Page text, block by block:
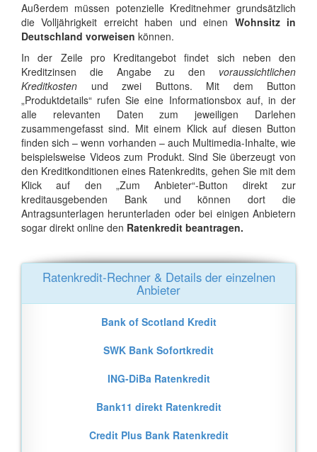
Außerdem müssen potenzielle Kreditnehmer grundsätzlich
die Volljährigkeit erreicht haben und einen Wohnsitz in
Deutschland vorweisen können.
In der Zeile pro Kreditangebot findet sich neben den
Kreditzinsen die Angabe zu den voraussichtlichen
Kreditkosten und zwei Buttons. Mit dem Button
„Produktdetails“ rufen Sie eine Informationsbox auf, in der
alle relevanten Daten zum jeweiligen Darlehen
zusammengefasst sind. Mit einem Klick auf diesen Button
finden sich – wenn vorhanden – auch Multimedia-Inhalte, wie
beispielsweise Videos zum Produkt. Sind Sie überzeugt von
den Kreditkonditionen eines Ratenkredits, gehen Sie mit dem
Klick auf den „Zum Anbieter“-Button direkt zur
kreditausgebenden Bank und können dort die
Antragsunterlagen herunterladen oder bei einigen Anbietern
sogar direkt online den Ratenkredit beantragen.
Ratenkredit-Rechner & Details der einzelnen
Anbieter
Bank of Scotland Kredit
SWK Bank Sofortkredit
ING-DiBa Ratenkredit
Bank11 direkt Ratenkredit
Credit Plus Bank Ratenkredit